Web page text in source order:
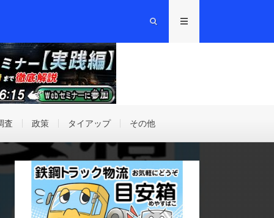
査 政策 タイアップ その他